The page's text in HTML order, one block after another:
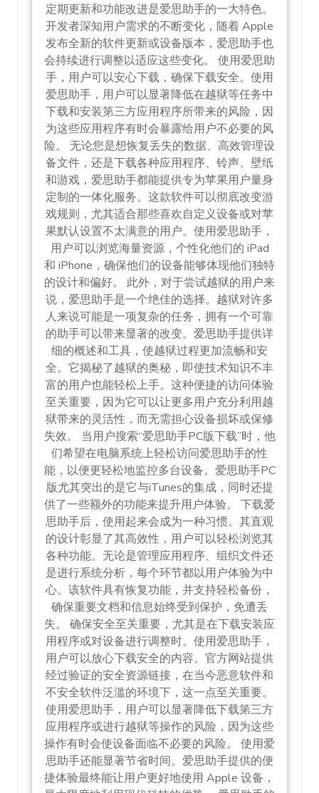
定期更新和功能改进是爱思助手的一大特色。
开发者深知用户需求的不断变化，随着 Apple
发布全新的软件更新或设备版本，爱思助手也
会持续进行调整以适应这些变化。 使用爱思助
手，用户可以安心下载，确保下载安全。使用
爱思助手，用户可以显著降低在越狱等任务中
下载和安装第三方应用程序所带来的风险，因
为这些应用程序有时会暴露给用户不必要的风
险。 无论您是想恢复丢失的数据、高效管理设
备文件，还是下载各种应用程序、铃声、壁纸
和游戏，爱思助手都能提供专为苹果用户量身
定制的一体化服务。这款软件可以彻底改变游
戏规则，尤其适合那些喜欢自定义设备或对苹
果默认设置不太满意的用户。使用爱思助手，
用户可以浏览海量资源，个性化他们的 iPad
和 iPhone，确保他们的设备能够体现他们独特
的设计和偏好。 此外，对于尝试越狱的用户来
说，爱思助手是一个绝佳的选择。越狱对许多
人来说可能是一项复杂的任务，拥有一个可靠
的助手可以带来显著的改变。爱思助手提供详
细的概述和工具，使越狱过程更加流畅和安
全。它揭秘了越狱的奥秘，即使技术知识不丰
富的用户也能轻松上手。这种便捷的访问体验
至关重要，因为它可以让更多用户充分利用越
狱带来的灵活性，而无需担心设备损坏或保修
失效。 当用户搜索“爱思助手PC版下载”时，他
们希望在电脑系统上轻松访问爱思助手的性
能，以便更轻松地监控多台设备。爱思助手PC
版尤其突出的是它与iTunes的集成，同时还提
供了一些额外的功能来提升用户体验。 下载爱
思助手后，使用起来会成为一种习惯。其直观
的设计彰显了其高效性，用户可以轻松浏览其
各种功能。无论是管理应用程序、组织文件还
是进行系统分析，每个环节都以用户体验为中
心。该软件具有恢复功能，并支持轻松备份，
确保重要文档和信息始终受到保护，免遭丢
失。 确保安全至关重要，尤其是在下载安装应
用程序或对设备进行调整时。使用爱思助手，
用户可以放心下载安全的内容。官方网站提供
经过验证的安全资源链接，在当今恶意软件和
不安全软件泛滥的环境下，这一点至关重要。
使用爱思助手，用户可以显著降低下载第三方
应用程序或进行越狱等操作的风险，因为这些
操作有时会使设备面临不必要的风险。 使用爱
思助手还能显著节省时间。爱思助手提供的便
捷体验最终能让用户更好地使用 Apple 设备，